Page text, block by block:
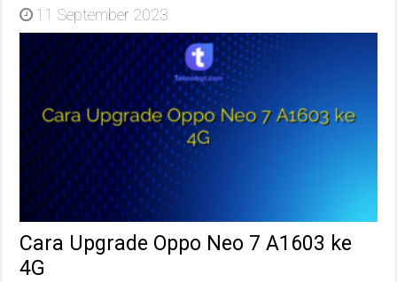
11 September 2023
Cara Upgrade Oppo Neo 7 A1603 ke
4G